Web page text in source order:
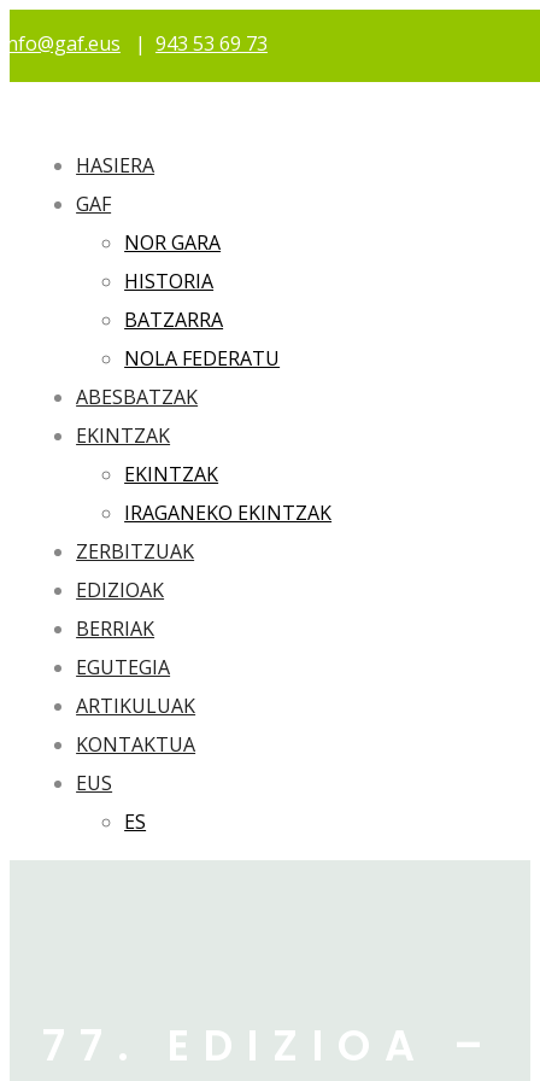
info@gaf.eus | 943 53 69 73
HASIERA
GAF
NOR GARA
HISTORIA
BATZARRA
NOLA FEDERATU
ABESBATZAK
EKINTZAK
EKINTZAK
IRAGANEKO EKINTZAK
ZERBITZUAK
EDIZIOAK
BERRIAK
EGUTEGIA
ARTIKULUAK
KONTAKTUA
EUS
ES
77. EDIZIOA –